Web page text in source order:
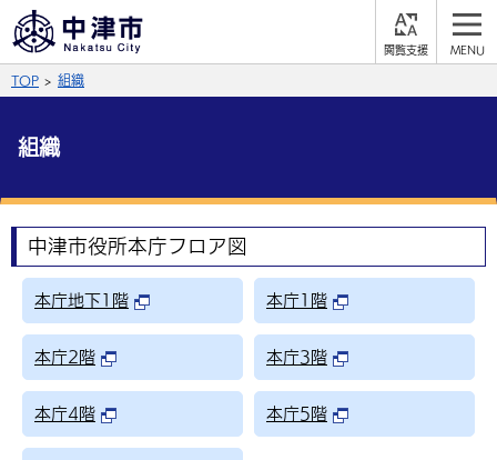
やさしい日本語
ふりがなをつける
よみあげる
黒 青 白
言語を選択
Facebook X (Twitter) YouTube
サイト内検索
総合メニュー
くらしの情報
届出・登録・証明 保険・年金
事業者の方へ
入札・契約
子育て・教育
TOP 組織
組織
中津市役所本庁フロア図
本庁地下1階 本庁1階
本庁2階 本庁3階
本庁4階 本庁5階